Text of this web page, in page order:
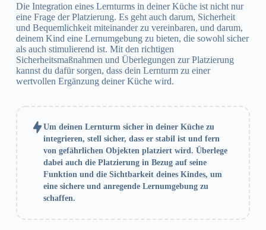
Die Integration eines Lernturms in deiner Küche ist nicht nur
eine Frage der Platzierung. Es geht auch darum, Sicherheit
und Bequemlichkeit miteinander zu vereinbaren, und darum,
deinem Kind eine Lernumgebung zu bieten, die sowohl sicher
als auch stimulierend ist. Mit den richtigen
Sicherheitsmaßnahmen und Überlegungen zur Platzierung
kannst du dafür sorgen, dass dein Lernturm zu einer
wertvollen Ergänzung deiner Küche wird.
Um deinen Lernturm sicher in deiner Küche zu
integrieren, stell sicher, dass er stabil ist und fern
von gefährlichen Objekten platziert wird. Überlege
dabei auch die Platzierung in Bezug auf seine
Funktion und die Sichtbarkeit deines Kindes, um
eine sichere und anregende Lernumgebung zu
schaffen.